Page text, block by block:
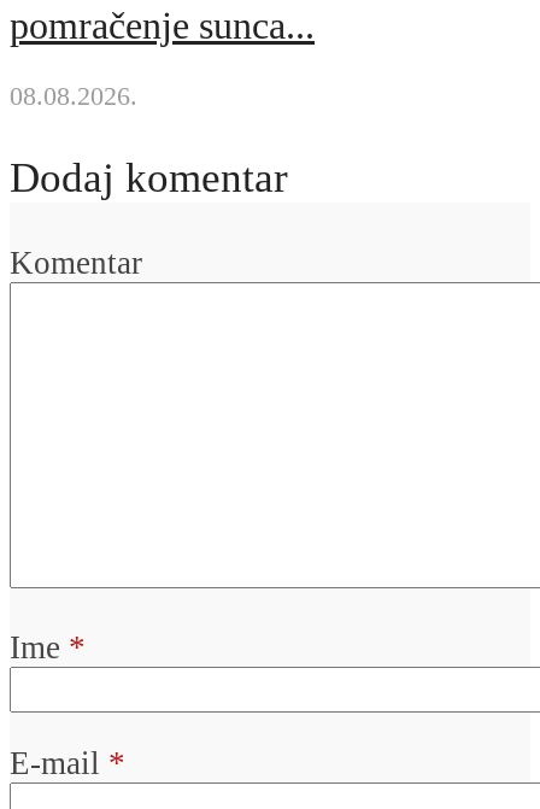
pomračenje sunca...
08.08.2026.
Dodaj komentar
Komentar
Ime *
E-mail *